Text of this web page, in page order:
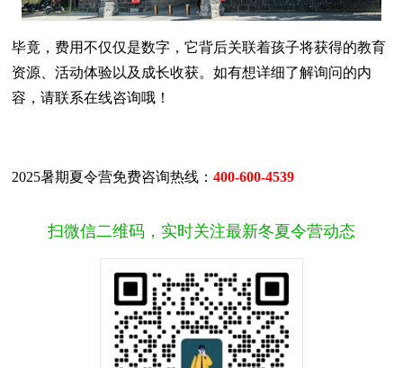
毕竟，费用不仅仅是数字，它背后关联着孩子将获得的教育
资源、活动体验以及成长收获。​如有想详细了解询问的内
容，请联系在线咨询哦！
2025暑期夏令营免费咨询热线：400-600-4539
扫微信二维码，实时关注最新冬夏令营动态